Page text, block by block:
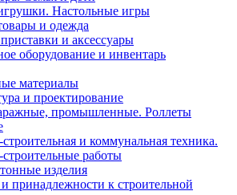
Настольные игры
и одежда
и аксессуары
оборудование и инвентарь
материалы
и проектирование
промышленные. Роллеты
и коммунальная техника.
работы
изделия
принадлежности к строительной